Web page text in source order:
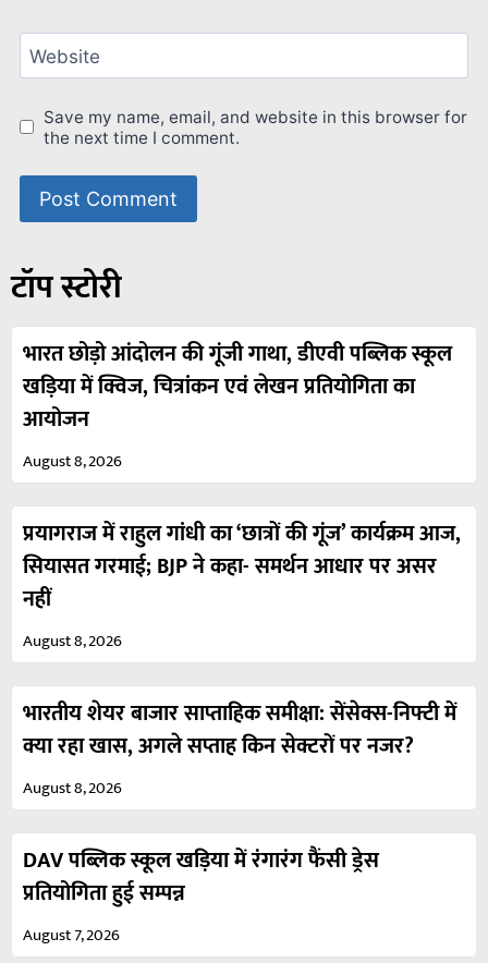
Website
Save my name, email, and website in this browser for
the next time I comment.
टॉप स्टोरी
भारत छोड़ो आंदोलन की गूंजी गाथा, डीएवी पब्लिक स्कूल
खड़िया में क्विज, चित्रांकन एवं लेखन प्रतियोगिता का
आयोजन
August 8, 2026
प्रयागराज में राहुल गांधी का ‘छात्रों की गूंज’ कार्यक्रम आज,
सियासत गरमाई; BJP ने कहा- समर्थन आधार पर असर
नहीं
August 8, 2026
भारतीय शेयर बाजार साप्ताहिक समीक्षा: सेंसेक्स-निफ्टी में
क्या रहा खास, अगले सप्ताह किन सेक्टरों पर नजर?
August 8, 2026
DAV पब्लिक स्कूल खड़िया में रंगारंग फैंसी ड्रेस
प्रतियोगिता हुई सम्पन्न
August 7, 2026